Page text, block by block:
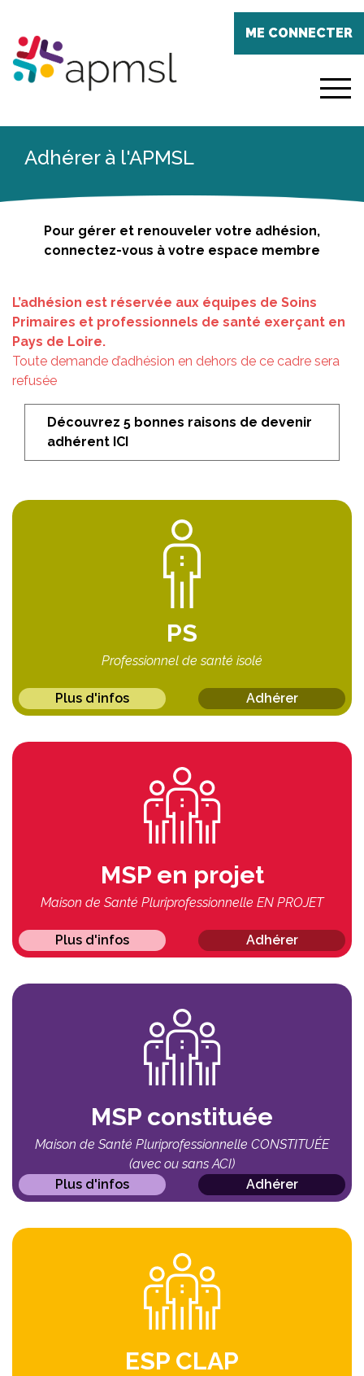
contenu
principal
ME CONNECTER
menu
Adhérer à l'APMSL
Pour gérer et renouveler votre adhésion,
connectez-vous à votre espace membre
L’adhésion est réservée aux équipes de Soins
Primaires et professionnels de santé exerçant en
Pays de Loire.
Toute demande d’adhésion en dehors de ce cadre sera
refusée
Découvrez 5 bonnes raisons de devenir
adhérent ICI
PS
Professionnel de santé isolé
Plus d'infos Adhérer
MSP en projet
Maison de Santé Pluriprofessionnelle EN PROJET
Plus d'infos Adhérer
MSP constituée
Maison de Santé Pluriprofessionnelle CONSTITUÉE
(avec ou sans ACI)
Plus d'infos
Adhérer
ESP CLAP